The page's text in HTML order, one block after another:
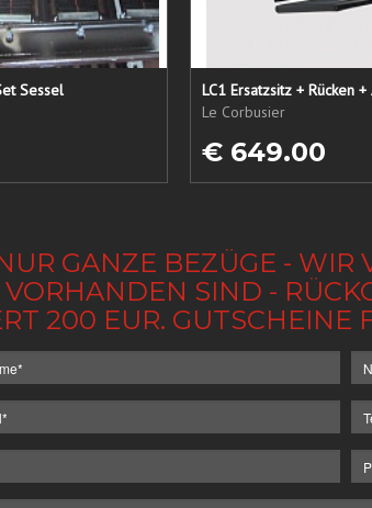
Sessel
Le Corbusier
€ 649.00
GANZE BEZÜGE - WIR
SIND -
200 EUR.